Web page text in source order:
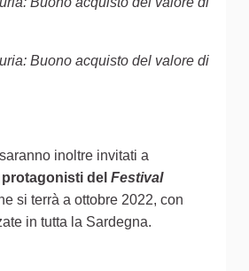
Buono acquisto del valore di
inoltre invitati a
protagonisti del Festival
si terrà a ottobre 2022, con
in tutta la Sardegna.